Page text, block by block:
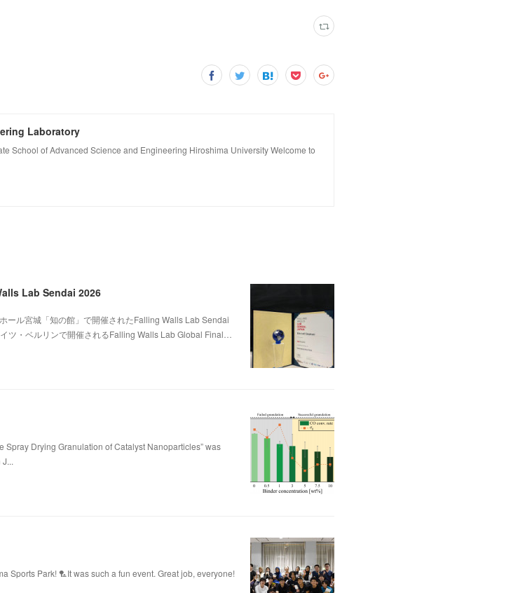
Laboratory
School of Advanced Science and Engineering Hiroshima University Welcome to
Lab Sendai 2026
ール宮城「知の館」で開催されたFalling Walls Lab Sendai
ツ・ベルリンで開催されるFalling Walls Lab Global Final…
Spray Drying Granulation of Catalyst Nanoparticles” was
Sports Park! 🏸It was such a fun event. Great job, everyone!